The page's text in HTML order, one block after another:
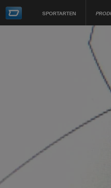
SPORTARTEN